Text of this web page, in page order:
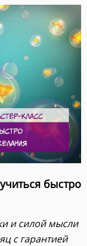
быстро
и силой мысли
с гарантией